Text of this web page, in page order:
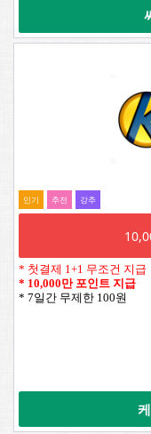
인기 추전 강추
* 첫결제 1+1 무조건 지급
* 10,000만 포인트 지급
* 7일간 무제한 100원